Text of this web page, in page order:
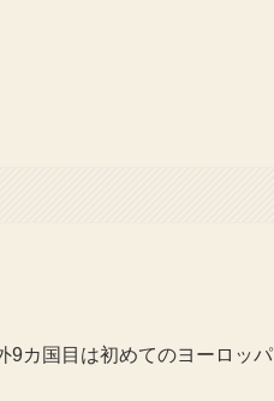
9カ国目は初めてのヨーロッパ